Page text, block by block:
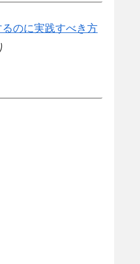
のに実践すべき方